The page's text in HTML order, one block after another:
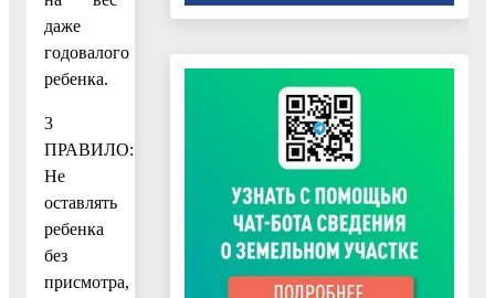
даже
годовалого
ребенка.
3
ПРАВИЛО:
Не
оставлять
ребенка
без
присмотра,